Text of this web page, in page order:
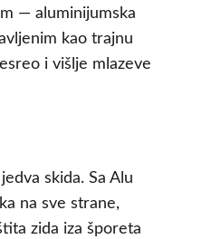
— aluminijumska
kao trajnu
i višlje mlazeve
skida. Sa Alu
na sve strane,
zida iza šporeta